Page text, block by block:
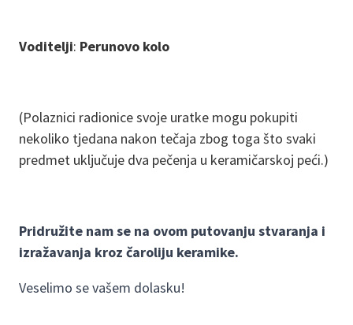
Voditelji: Perunovo kolo
(Polaznici radionice svoje uratke mogu pokupiti
nekoliko tjedana nakon tečaja zbog toga što svaki
predmet uključuje dva pečenja u keramičarskoj peći.)
Pridružite nam se na ovom putovanju stvaranja i
izražavanja kroz čaroliju keramike.
Veselimo se vašem dolasku!